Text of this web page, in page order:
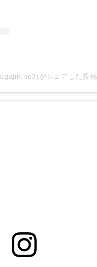
がシェアした投稿